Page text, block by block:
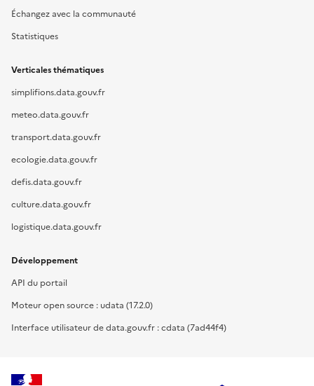
Échangez avec la communauté
Statistiques
Verticales thématiques
simplifions.data.gouv.fr
meteo.data.gouv.fr
transport.data.gouv.fr
ecologie.data.gouv.fr
defis.data.gouv.fr
culture.data.gouv.fr
logistique.data.gouv.fr
Développement
API du portail
Moteur open source : udata (17.2.0)
Interface utilisateur de data.gouv.fr : cdata (7ad44f4)